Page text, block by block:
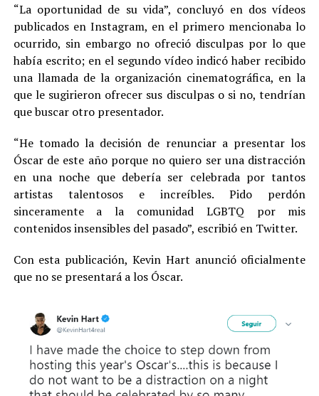
“La oportunidad de su vida”, concluyó en dos vídeos
publicados en Instagram, en el primero mencionaba lo
ocurrido, sin embargo no ofreció disculpas por lo que
había escrito; en el segundo vídeo indicó haber recibido
una llamada de la organización cinematográfica, en la
que le sugirieron ofrecer sus disculpas o si no, tendrían
que buscar otro presentador.
“He tomado la decisión de renunciar a presentar los
Óscar de este año porque no quiero ser una distracción
en una noche que debería ser celebrada por tantos
artistas talentosos e increíbles. Pido perdón
sinceramente a la comunidad LGBTQ por mis
contenidos insensibles del pasado”, escribió en Twitter.
Con esta publicación, Kevin Hart anunció oficialmente
que no se presentará a los Óscar.